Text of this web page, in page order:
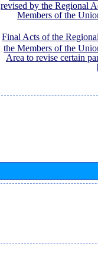
revised by the Regional
Members of the
[Final Acts of the
the Members of the
Area to revise certain